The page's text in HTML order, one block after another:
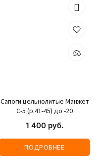
Сапоги цельнолитые Манжет
С-5 (р.41-45) до -20
1 400 руб.
ПОДРОБНЕЕ